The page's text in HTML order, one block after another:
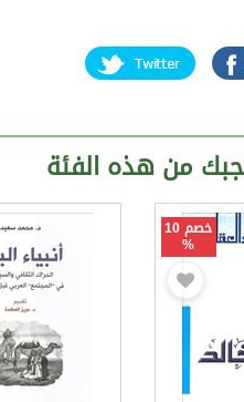
من هذه الفئة
خصم 10
%